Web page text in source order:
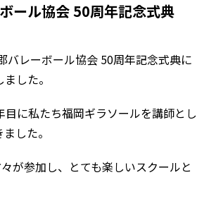
ール協会 50周年記念式典
バレーボール協会 50周年記念式典に
した。
目に私たち福岡ギラソールを講師とし
した。
が参加し、とても楽しいスクールと